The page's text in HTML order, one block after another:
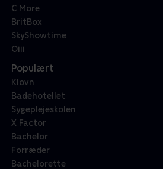
C More
BritBox
SkyShowtime
Oiii
Populært
Klovn
Badehotellet
Sygeplejeskolen
X Factor
Bachelor
Forræder
Bachelorette